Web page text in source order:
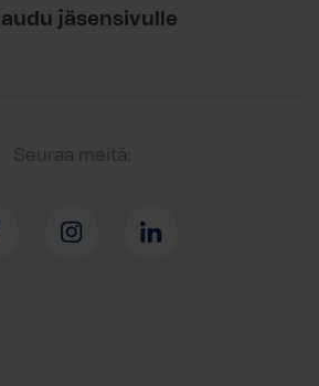
jäsensivulle
Seuraa meitä: